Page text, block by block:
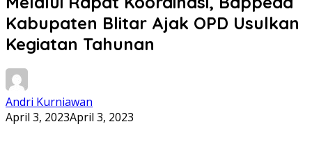
Kabupaten Blitar Ajak OPD Usulkan
Kegiatan Tahunan
Andri Kurniawan
April 3, 2023April 3, 2023